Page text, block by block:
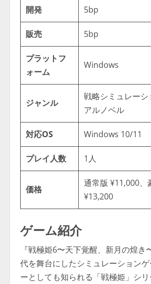
開発 5bp
販売 5bp
プラットフ
ォーム
Windows
ジャンル
戦略シミュレーシ
アルノベル
対応OS Windows 10/11
プレイ人数 1人
価格
通常版 ¥11,000、
¥13,200
ゲーム紹介
『戦極姫6〜天下覚醒、新月の煌き
代を舞台にしたシミュレーション
ーとしても知られる「戦極姫」シ